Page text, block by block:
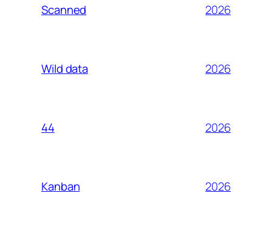
Scanned 2026
Wild data 2026
44 2026
Kanban 2026